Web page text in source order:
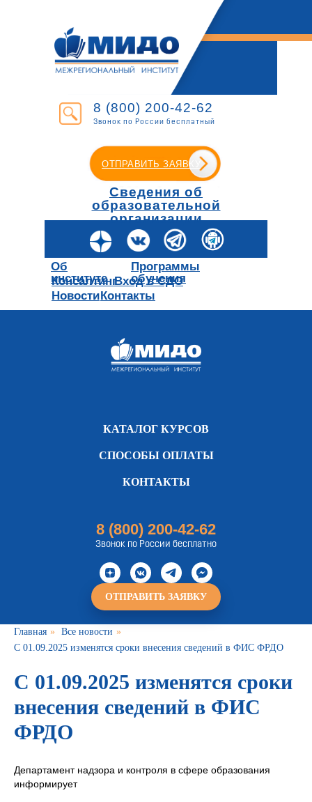
8 (800) 200-42-62
Звонок по России бесплатный
ОТПРАВИТЬ ЗАЯВКУ
Сведения об
образовательной
организации
Об
институте
Программы
обучения
Консалтинг
Новости
Вход в СДО
Контакты
КАТАЛОГ КУРСОВ
СПОСОБЫ ОПЛАТЫ
КОНТАКТЫ
8 (800) 200-42-62
Звонок по России бесплатно
ОТПРАВИТЬ ЗАЯВКУ
Главная » Все новости »
С 01.09.2025 изменятся сроки внесения сведений в ФИС ФРДО
С 01.09.2025 изменятся сроки
внесения сведений в ФИС
ФРДО
Департамент надзора и контроля в сфере образования
информирует